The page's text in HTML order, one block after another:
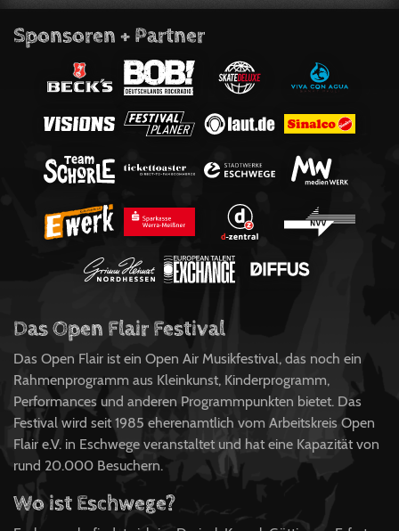
Sponsoren + Partner
Das Open Flair Festival
Das Open Flair ist ein Open Air Musikfestival, das noch ein
Rahmenprogramm aus Kleinkunst, Kinderprogramm,
Performances und anderen Programmpunkten bietet. Das
Festival wird seit 1985 eherenamtlich vom Arbeitskreis Open
Flair e.V. in Eschwege veranstaltet und hat eine Kapazität von
rund 20.000 Besuchern.
Wo ist Eschwege?